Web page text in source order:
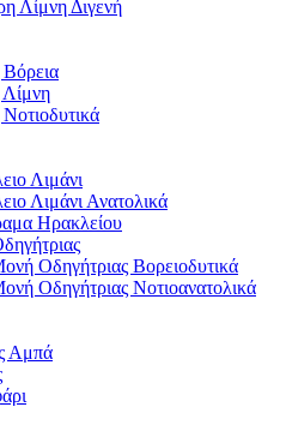
Λίμνη Διγενή
Λιμάνι
Λιμάνι Ανατολικά
Ηρακλείου
Οδηγήτριας Βορειοδυτικά
Οδηγήτριας Νοτιοανατολικά
Αμπά